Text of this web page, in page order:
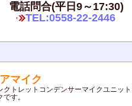
電話問合(平日9～17:30)
TEL:0558-22-2446
マイク
クトレットコンデンサーマイクユニッ
す。